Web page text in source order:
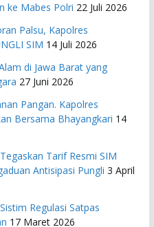
ke Mabes Polri 22 Juli 2026
Palsu, Kapolres
SIM 14 Juli 2026
di Jawa Barat yang
27 Juni 2026
Pangan. Kapolres
Bersama Bhayangkari 14
Tarif Resmi SIM
Antisipasi Pungli 3 April
Regulasi Satpas
17 Maret 2026